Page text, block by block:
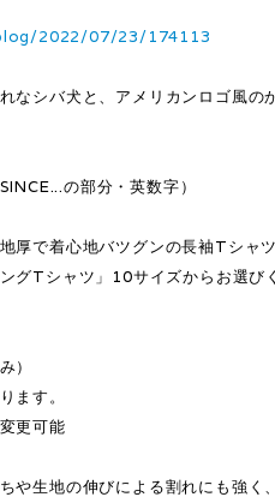
2022/07/23/174113
なシバ犬と、アメリカンロゴ風の
の部分・英数字）
厚で着心地バツグンの長袖Tシャツ
グTシャツ」10サイズからお選び
）
ます。
更可能
や生地の伸びによる割れにも強く